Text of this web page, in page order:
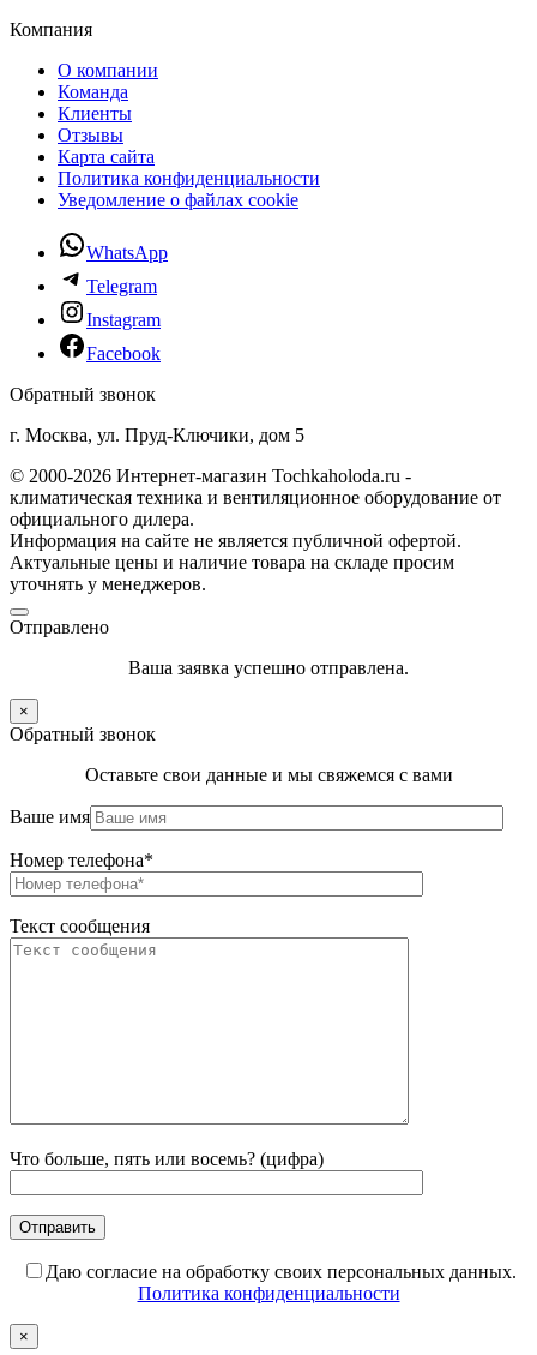
Компания
О компании
Команда
Клиенты
Отзывы
Карта сайта
Политика конфиденциальности
Уведомление о файлах cookie
WhatsApp
Telegram
Instagram
Facebook
Обратный звонок
г. Москва, ул. Пруд-Ключики, дом 5
© 2000-2026 Интернет-магазин Tochkaholoda.ru -
климатическая техника и вентиляционное оборудование от
официального дилера.
Информация на сайте не является публичной офертой.
Актуальные цены и наличие товара на складе просим
уточнять у менеджеров.
Отправлено
Ваша заявка успешно отправлена.
×
Обратный звонок
Оставьте свои данные и мы свяжемся с вами
Ваше имя
Номер телефона*
Текст сообщения
Что больше, пять или восемь? (цифра)
Даю согласие на обработку своих персональных данных.
Политика конфиденциальности
×